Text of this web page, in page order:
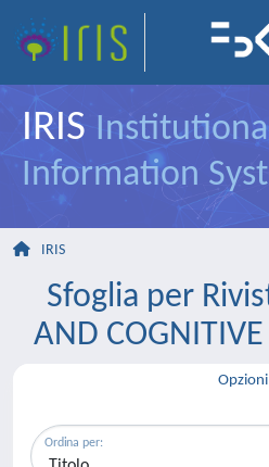
IRIS
Information
IRIS
Sfoglia per
AND
Opzioni
Ordina per: